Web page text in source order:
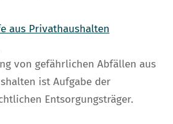
aus Privathaushalten
von gefährlichen Abfällen aus
ist Aufgabe der
Entsorgungsträger.